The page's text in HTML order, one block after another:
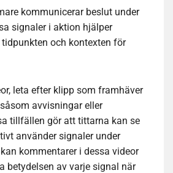
kommunicerar beslut under
signaler i aktion hjälper
och kontexten för
leta efter klipp som framhäver
avvisningar eller
tillfällen gör att tittarna kan se
använder signaler under
kommentarer i dessa videor
betydelsen av varje signal när